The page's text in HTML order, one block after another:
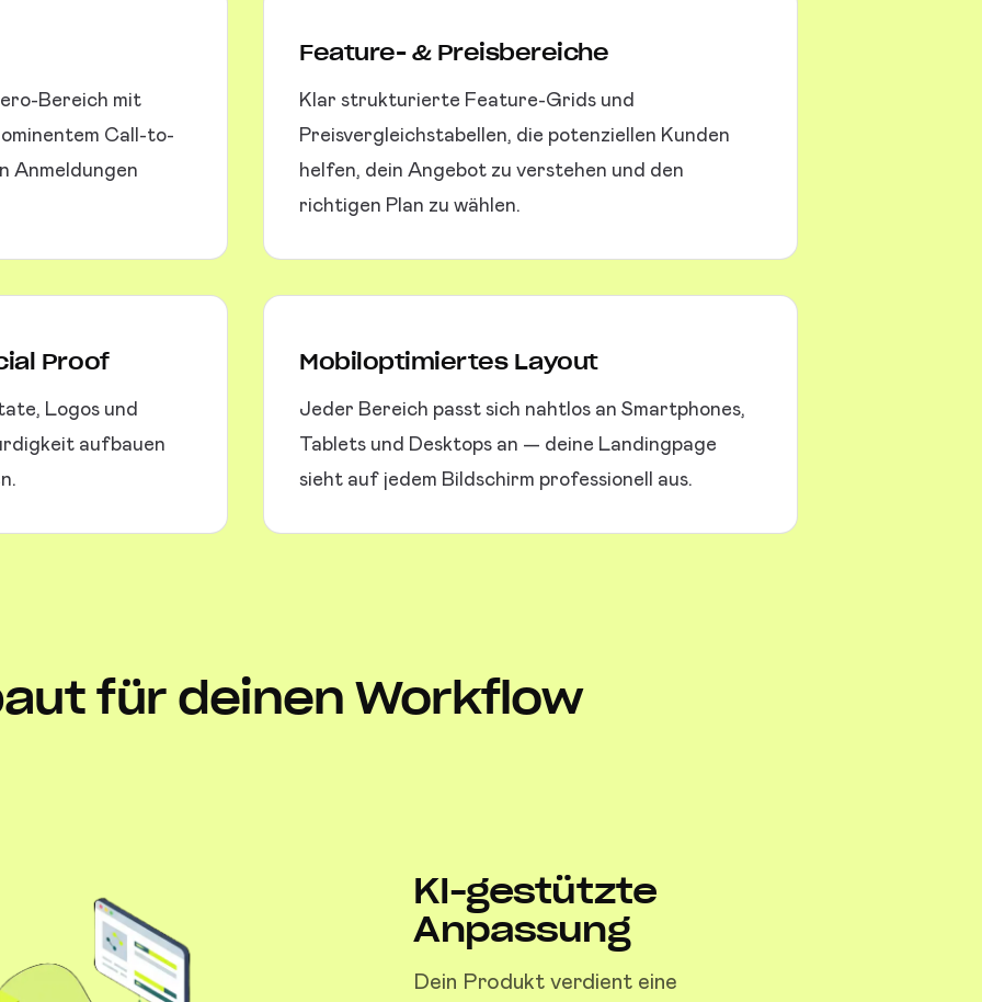
Bereich mit
Call-to-
Anmeldungen
Feature- & Preisbereiche
Klar strukturierte Feature-Grids und
Preisvergleichstabellen, die potenziellen Kunden
helfen, dein Angebot zu verstehen und den
richtigen Plan zu wählen.
Proof
Logos und
aufbauen
Mobiloptimiertes Layout
Jeder Bereich passt sich nahtlos an Smartphones,
Tablets und Desktops an — deine Landingpage
sieht auf jedem Bildschirm professionell aus.
für deinen Workflow
KI-gestützte
Anpassung
Dein Produkt verdient eine